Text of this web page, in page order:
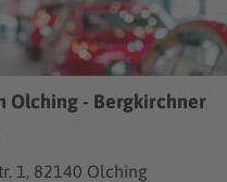
Olching - Bergkirchner
1, 82140 Olching